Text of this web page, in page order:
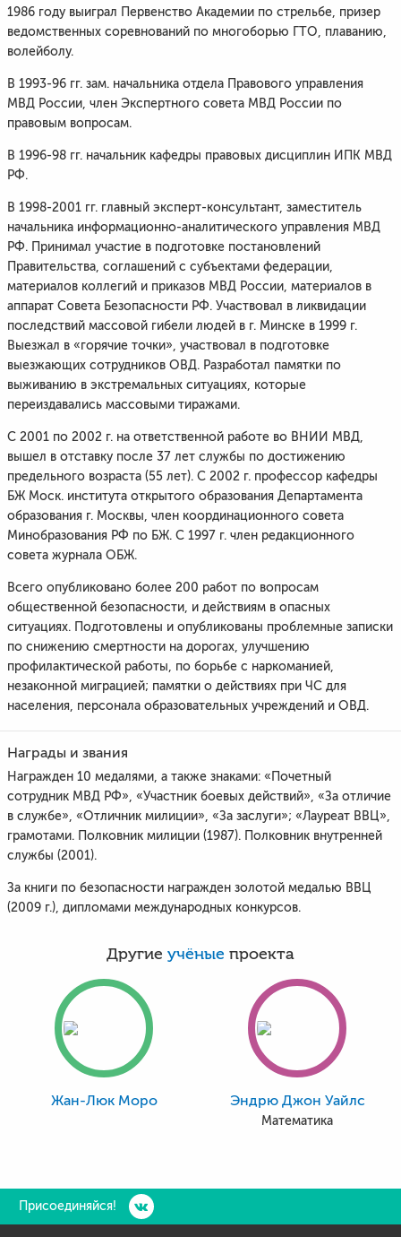
1986 году выиграл Первенство Академии по стрельбе, призер
ведомственных соревнований по многоборью ГТО, плаванию,
волейболу.
В 1993-96 гг. зам. начальника отдела Правового управления
МВД России, член Экспертного совета МВД России по
правовым вопросам.
В 1996-98 гг. начальник кафедры правовых дисциплин ИПК МВД
РФ.
В 1998-2001 гг. главный эксперт-консультант, заместитель
начальника информационно-аналитического управления МВД
РФ. Принимал участие в подготовке постановлений
Правительства, соглашений с субъектами федерации,
материалов коллегий и приказов МВД России, материалов в
аппарат Совета Безопасности РФ. Участвовал в ликвидации
последствий массовой гибели людей в г. Минске в 1999 г.
Выезжал в «горячие точки», участвовал в подготовке
выезжающих сотрудников ОВД. Разработал памятки по
выживанию в экстремальных ситуациях, которые
переиздавались массовыми тиражами.
С 2001 по 2002 г. на ответственной работе во ВНИИ МВД,
вышел в отставку после 37 лет службы по достижению
предельного возраста (55 лет). С 2002 г. профессор кафедры
БЖ Моск. института открытого образования Департамента
образования г. Москвы, член координационного совета
Минобразования РФ по БЖ. С 1997 г. член редакционного
совета журнала ОБЖ.
Всего опубликовано более 200 работ по вопросам
общественной безопасности, и действиям в опасных
ситуациях. Подготовлены и опубликованы проблемные записки
по снижению смертности на дорогах, улучшению
профилактической работы, по борьбе с наркоманией,
незаконной миграцией; памятки о действиях при ЧС для
населения, персонала образовательных учреждений и ОВД.
Награды и звания
Награжден 10 медалями, а также знаками: «Почетный
сотрудник МВД РФ», «Участник боевых действий», «За отличие
в службе», «Отличник милиции», «За заслуги»; «Лауреат ВВЦ»,
грамотами. Полковник милиции (1987). Полковник внутренней
службы (2001).
За книги по безопасности награжден золотой медалью ВВЦ
(2009 г.), дипломами международных конкурсов.
Другие учёные проекта
Жан-Люк Моро Эндрю Джон Уайлс
Математика
Присоединяйся!